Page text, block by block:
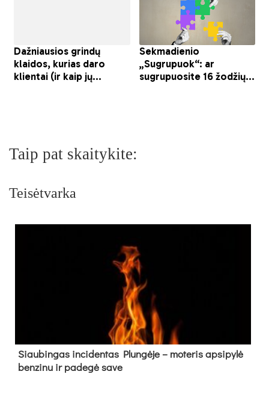
Taip pat skaitykite:
Teisėtvarka
Siau­bin­gas in­ci­den­tas Plun­gė­je – mo­te­ris ap­si­py­lė
ben­zi­nu ir pa­de­gė sa­ve